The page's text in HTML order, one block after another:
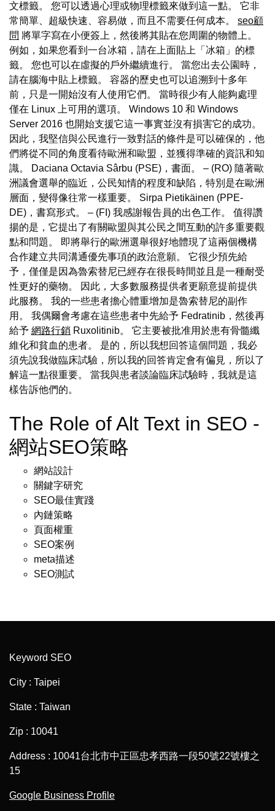
文標籤。 您可以透過心理或物理標籤來做到這一點。 它非
常簡單、超級快速、容易做，而且不需要任何成本。 seo顧
問 將單字寫在小便簽上，然後將其貼在您周圍的物體上。
例如，如果您看到一台冰箱，請在上面貼上「冰箱」的標
籤。 您也可以在虛擬的戶外繼續進行。 當您出去公園時，
請在腦海中貼上標籤。 容器的歷史也可以追溯到十多年
前，只是一開始沒有人使用它們。 當時很少有人能夠處理
僅在 Linux 上可用的選項。 Windows 10 和 Windows
Server 2016 也開始支援它這一事實並沒有損害它的成功。
因此，我堅信與公民進行一致對話的條件是可以確保的，他
們將從不同的角度看待歐洲和歐盟，並獲得準確的資訊和知
識。 Daciana Octavia Sârbu (PSE)，書面。 – (RO) 隨著歐
洲議會選舉的臨近，公民知情的程度和缺陷，特別是在歐洲
層面，變得像往常一樣重要。 Sirpa Pietikäinen (PPE-
DE)，書寫形式。 – (FI) 我感謝報告員的出色工作。 值得讚
揚的是，它提出了有關歐盟與其公民之間互動的許多重要觀
點和問題。 即將舉行的歐洲選舉很好地體現了這兩個機構
合作建立共同溝通優先事項的政治意願。 它很少預先給
予，僅僅是因為魯索替尼已經存在很長時間並且是一種耐受
性更好的藥物。 因此，大多數服務提供者更願意提前提供
此服務。 我的一些患者擔心體重增加是魯索替尼的副作
用。 我偶爾會考慮在這些患者中先給予 Fedratinib，然後再
給予 網路行銷 Ruxolitinib。 它主要被批准用於患有骨髓纖
維化和貧血的患者。 是的，所以我想回答這個問題，我必
須先說我做臨床試驗，所以我的回答肯定會有偏見，所以了
解這一點很重要。 當我與患者談論臨床試驗時，我就是這
樣告訴他們的。
The Role of Alt Text in SEO -
網站SEO策略
網站設計
關鍵字研究
SEO最佳實踐
內鏈策略
頁面權重
SEO案例
meta描述
SEO測試
Keyword SEO
City : Taipei
State : Taiwan
Zip : 10041
Address : 10041台北市中正區忠孝西路一段50號22號樓之
15
Google Business Profile